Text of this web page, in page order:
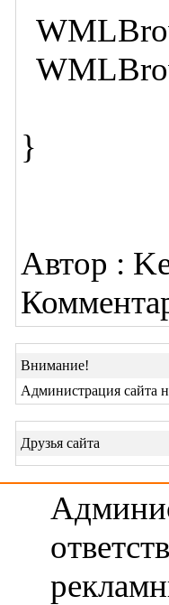
}
Автор :
Внимание!
Администрация сайта
Друзья сайта